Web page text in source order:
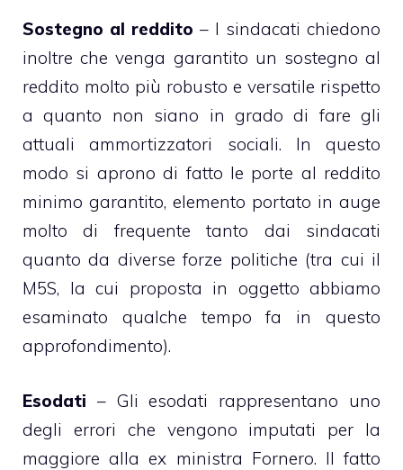
Sostegno al reddito – I sindacati chiedono
inoltre che venga garantito un sostegno al
reddito molto più robusto e versatile rispetto
a quanto non siano in grado di fare gli
attuali ammortizzatori sociali. In questo
modo si aprono di fatto le porte al reddito
minimo garantito, elemento portato in auge
molto di frequente tanto dai sindacati
quanto da diverse forze politiche (tra cui il
M5S, la cui proposta in oggetto abbiamo
esaminato qualche tempo fa in questo
approfondimento).
Esodati – Gli esodati rappresentano uno
degli errori che vengono imputati per la
maggiore alla ex ministra Fornero. Il fatto